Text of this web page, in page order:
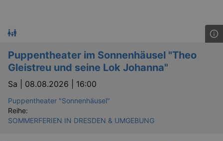
Puppentheater im Sonnenhäusel "Theo
Gleistreu und seine Lok Johanna"
Sa | 08.08.2026 | 16:00
Puppentheater "Sonnenhäusel"
Reihe:
SOMMERFERIEN IN DRESDEN & UMGEBUNG